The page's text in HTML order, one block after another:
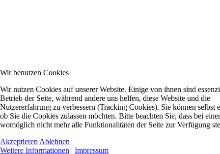
Wir benutzen Cookies
Wir nutzen Cookies auf unserer Website. Einige von ihnen sind
Betrieb der Seite, während andere uns helfen, diese Website und die
Nutzererfahrung zu verbessern (Tracking Cookies). Sie können selbst
ob Sie die Cookies zulassen möchten. Bitte beachten Sie, dass bei
womöglich nicht mehr alle Funktionalitäten der Seite zur Verfügung
Akzeptieren Ablehnen
Weitere Informationen | Impressum